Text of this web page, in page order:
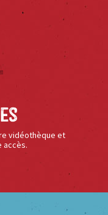
vidéothèque et
accès.